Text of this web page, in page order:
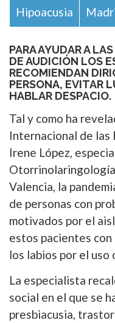
Hipoacusia
PARA AYUDAR A
DE AUDICIÓN LOS
RECOMIENDAN
PERSONA, EVITAR
HABLAR DESPACIO.
Tal y como ha
Internacional de las
Irene López,
Valencia, la
de personas con
motivados por el
estos pacientes
los labios por el
La especialista
social en el que se
presbiacusia,